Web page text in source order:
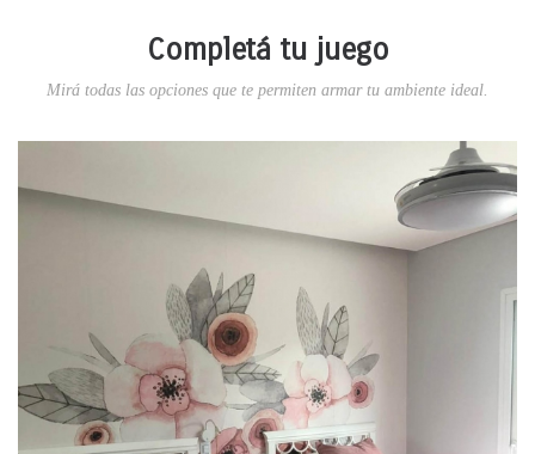
Completá tu juego
Mirá todas las opciones que te permiten armar tu ambiente ideal.